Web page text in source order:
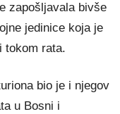
zapošljavala bivše
jedinice koja je
tokom rata.
bio je i njegov
u Bosni i